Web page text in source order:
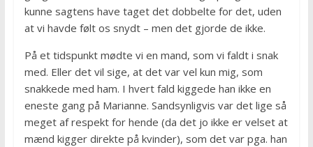
kunne sagtens have taget det dobbelte for det, uden
at vi havde følt os snydt – men det gjorde de ikke.
På et tidspunkt mødte vi en mand, som vi faldt i snak
med. Eller det vil sige, at det var vel kun mig, som
snakkede med ham. I hvert fald kiggede han ikke en
eneste gang på Marianne. Sandsynligvis var det lige så
meget af respekt for hende (da det jo ikke er velset at
mænd kigger direkte på kvinder), som det var pga. han